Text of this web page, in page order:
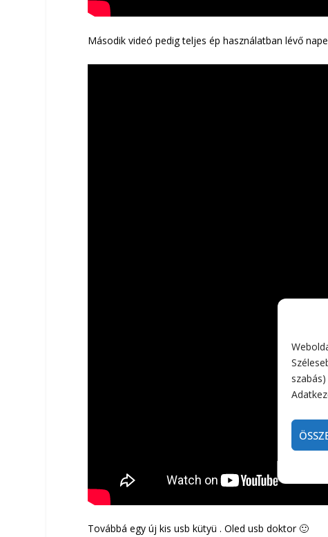
Második videó pedig teljes ép használatban lévő
Továbbá egy új kis usb kütyü . Oled usb doktor 🙂